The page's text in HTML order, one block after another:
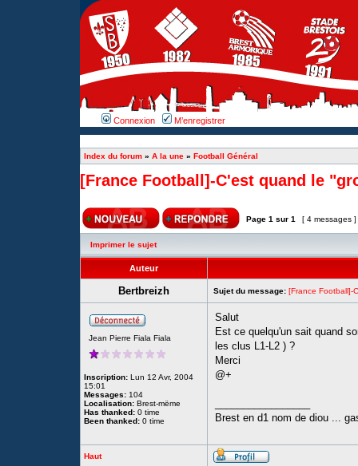
Connexion M’enregistrer
Index du forum » A la une » Football Général
[France Football]-C'est quand le
Page 1 sur 1 [ 4 messages ]
Imprimer le sujet
Auteur
Bertbreizh Sujet du message: [France Football]-
Jean Pierre Fiala Fiala
Inscription: Lun 12 Avr, 2004
15:01
Messages: 104
Localisation: Brest-mëme
Has thanked: 0 time
Been thanked: 0 time
Salut
Est ce quelqu'un sait quand
les clus L1-L2 ) ?
Merci
@+
Brest en d1 nom de diou ...
Haut